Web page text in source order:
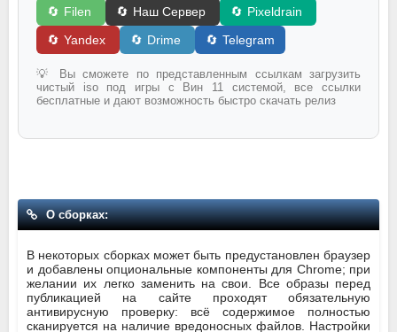
🔄 Filen 🔄 Наш Сервер 🔄 Pixeldrain
🔄 Yandex 🔄 Drime 🔄 Telegram
💡 Вы сможете по представленным ссылкам загрузить
чистый iso под игры с Вин 11 системой, все ссылки
бесплатные и дают возможность быстро скачать релиз
О сборках:
В некоторых сборках может быть предустановлен браузер
и добавлены опциональные компоненты для Chrome; при
желании их легко заменить на свои. Все образы перед
публикацией на сайте проходят обязательную
антивирусную проверку: всё содержимое полностью
сканируется на наличие вредоносных файлов. Настройки